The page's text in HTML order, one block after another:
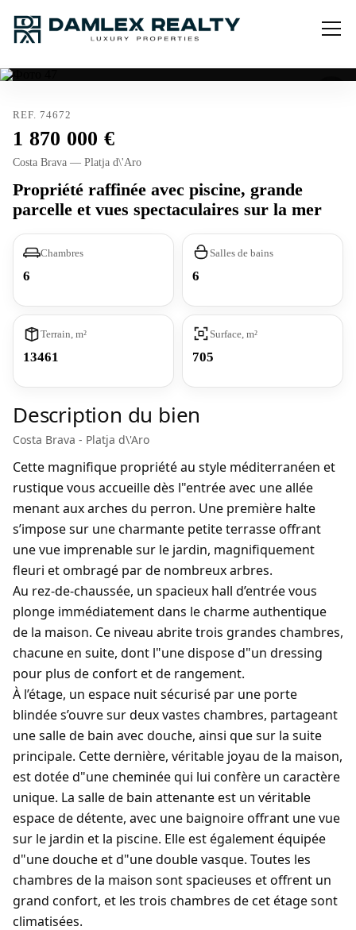
REF. 74672
1 870 000
Costa Brava — Platja d\'Aro
Propriété raffinée avec piscine, grande
parcelle et vues spectaculaires sur la mer
Chambres
6
Salles de bains
6
Terrain, m²
13461
Surface, m²
705
Description du bien
Costa Brava - Platja d\'Aro
Cette magnifique propriété au style méditerranéen et
rustique vous accueille dès l"entrée avec une allée
menant aux arches du perron. Une première halte
s’impose sur une charmante petite terrasse offrant
une vue imprenable sur le jardin, magnifiquement
fleuri et ombragé par de nombreux arbres.
Au rez-de-chaussée, un spacieux hall d’entrée vous
plonge immédiatement dans le charme authentique
de la maison. Ce niveau abrite trois grandes chambres,
chacune en suite, dont l"une dispose d"un dressing
pour plus de confort et de rangement.
À l’étage, un espace nuit sécurisé par une porte
blindée s’ouvre sur deux vastes chambres, partageant
une salle de bain avec douche, ainsi que sur la suite
principale. Cette dernière, véritable joyau de la maison,
est dotée d"une cheminée qui lui confère un caractère
unique. La salle de bain attenante est un véritable
espace de détente, avec une baignoire offrant une vue
sur le jardin et la piscine. Elle est également équipée
d"une douche et d"une double vasque. Toutes les
chambres de la maison sont spacieuses et offrent un
grand confort, et les trois chambres de cet étage sont
climatisées.